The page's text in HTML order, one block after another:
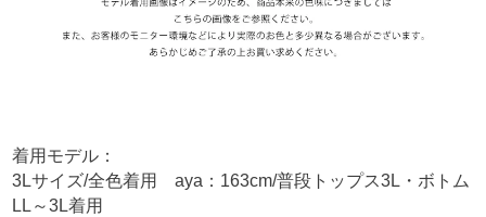
着用モデル：
3Lサイズ/全色着用 aya：163cm/普段トップス3L・ボトム
LL～3L着用